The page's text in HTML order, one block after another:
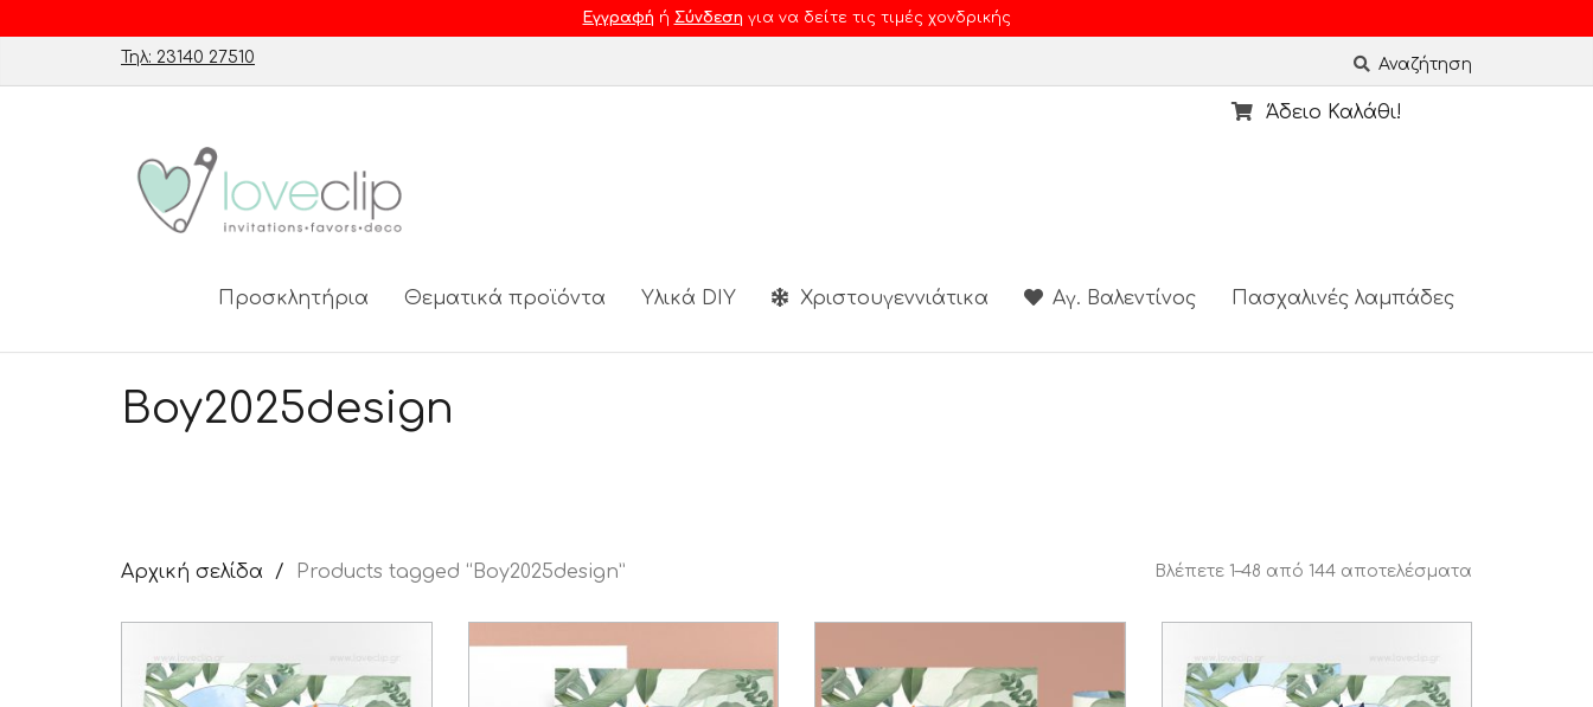
Εγγραφή ή Σύνδεση για να δείτε τις τιμές χονδρικής
Τηλ: 23140 27510 Αναζήτηση
Άδειο Καλάθι!
Προσκλητήρια Θεματικά προϊόντα Υλικά DIY Χριστουγεννιάτικα Αγ. Βαλεντίνος Πασχαλινές λαμπάδες
Boy2025design
Αρχική σελίδα Products tagged “Boy2025design” Βλέπετε 1–48 από 144 αποτελέσματα